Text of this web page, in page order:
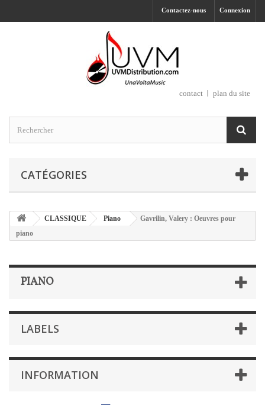
Connexion
Contactez-nous
contact plan du site
CATÉGORIES
CLASSIQUE Piano
Gavrilin, Valery : Oeuvres pour
piano
PIANO
LABELS
INFORMATION